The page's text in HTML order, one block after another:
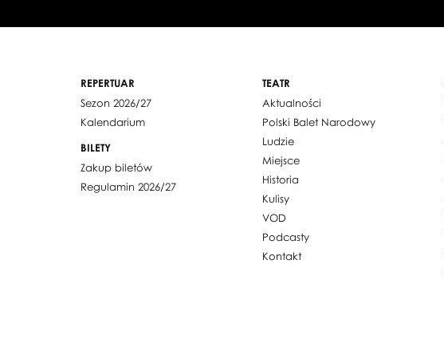
REPERTUAR
Sezon 2026/27
Kalendarium
BILETY
Zakup biletów
Regulamin 2026/27
TEATR
Aktualności
Polski Balet Narodowy
Ludzie
Miejsce
Historia
Kulisy
VOD
Podcasty
Kontakt